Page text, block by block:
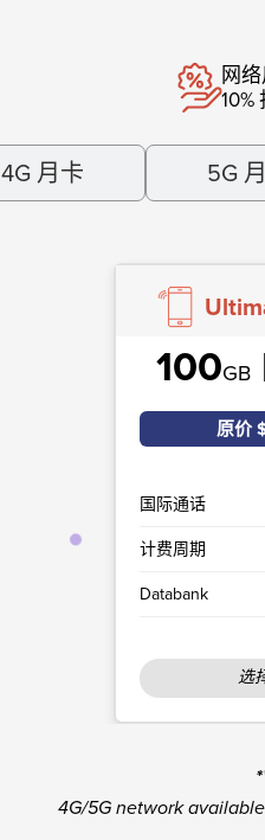
网
10%
4G 月卡 5G
100GB
原价
国际通话
计费周期
Databank
*
4G/5G network